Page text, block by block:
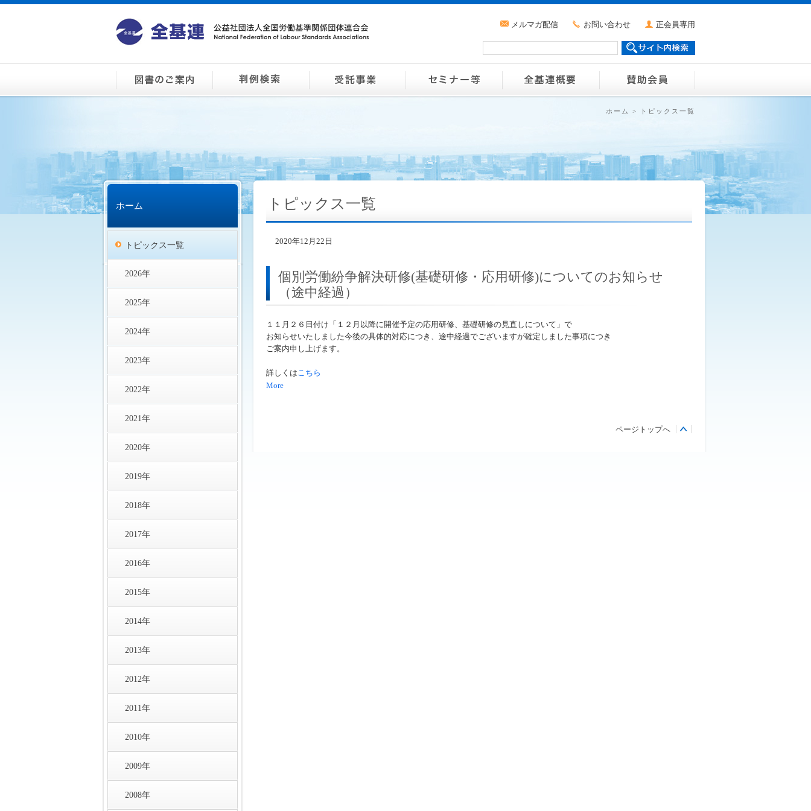
メルマガ配信 お問い合わせ 正会員専用
ホーム > トピックス一覧
ホーム
トピックス一覧
2026年
2025年
2024年
2023年
2022年
2021年
2020年
2019年
2018年
2017年
2016年
2015年
2014年
2013年
2012年
2011年
2010年
2009年
2008年
トピックス一覧
2020年12月22日
個別労働紛争解決研修(基礎研修・応用研修)についてのお知らせ
（途中経過）
１１月２６日付け「１２月以降に開催予定の応用研修、基礎研修の見直しについて」で
お知らせいたしました今後の具体的対応につき、途中経過でございますが確定しました事項につき
ご案内申し上げます。
詳しくは こちら
More
ページトップへ